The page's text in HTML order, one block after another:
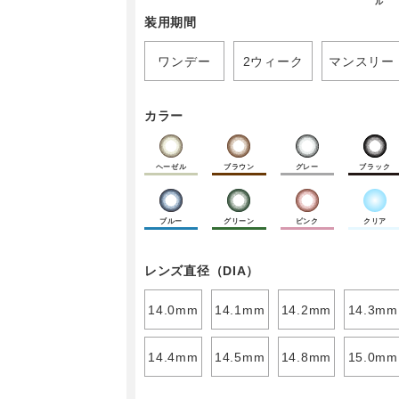
ル
装用期間
ワンデー 2ウィーク マンスリー
カラー
ヘーゼル ブラウン グレー ブラック
ブルー グリーン ピンク クリア
レンズ直径（DIA）
14.0mm 14.1mm 14.2mm 14.3mm
14.4mm 14.5mm 14.8mm 15.0mm